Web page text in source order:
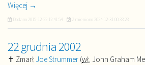
Więcej →
Dodano 2015-12-22 12:41:54 Zmieniono 2024-12-31 00:33:23
22 grudnia 2002
✝ Zmarł Joe Strummer (wł. John Graham